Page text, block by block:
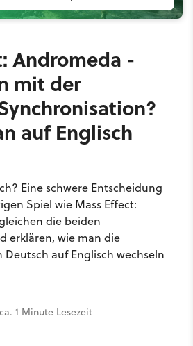
Andromeda -
mit der
auf Englisch
Eine schwere Entscheidung
Spiel wie Mass Effect:
die beiden
erklären, wie man die
auf Englisch wechseln
1 Minute Lesezeit